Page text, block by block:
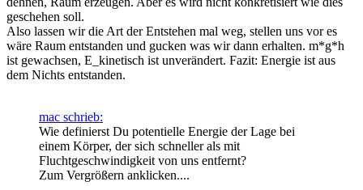
geschehen soll.
Also lassen wir die Art der Entstehen mal weg, stellen uns vor es
wäre Raum entstanden und gucken was wir dann erhalten. m*g*h
ist gewachsen, E_kinetisch ist unverändert. Fazit: Energie ist aus
dem Nichts entstanden.
mac schrieb:
Wie definierst Du potentielle Energie der Lage bei
einem Körper, der sich schneller als mit
Fluchtgeschwindigkeit von uns entfernt?
Zum Vergrößern anklicken....